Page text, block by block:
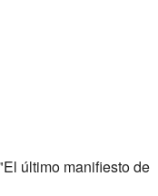
último manifiesto de